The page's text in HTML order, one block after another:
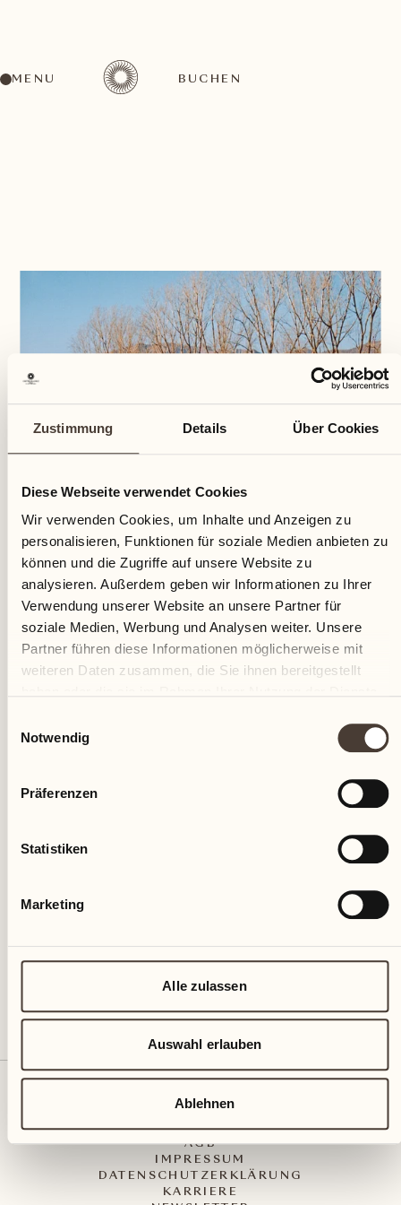
Zustimmung Details Über Cookies
Diese Webseite verwendet Cookies
Wir verwenden Cookies, um Inhalte und Anzeigen zu
personalisieren, Funktionen für soziale Medien anbieten zu
können und die Zugriffe auf unsere Website zu
analysieren. Außerdem geben wir Informationen zu Ihrer
Verwendung unserer Website an unsere Partner für
soziale Medien, Werbung und Analysen weiter. Unsere
Partner führen diese Informationen möglicherweise mit
weiteren Daten zusammen, die Sie ihnen bereitgestellt
Notwendig
Präferenzen
Statistiken
Marketing
Alle zulassen
Auswahl erlauben
Ablehnen
MENU BUCHEN
Die erste Gerste aus Ascona wird sowohl für die
Bierproduktion (eigene und mit der Brauerei Locher)
als auch für die Herstellung des ersten Tessiner
Whiskys geerntet!
Castello del Sole Beach Resort & SPA
PRESS MEDIA
INTEGRITY-LINE
AGB
IMPRESSUM
DATENSCHUTZERKLÄRUNG
KARRIERE